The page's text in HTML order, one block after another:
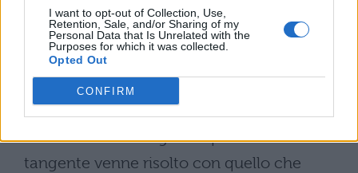
I want to opt-out of Collection, Use,
Retention, Sale, and/or Sharing of my
Personal Data that Is Unrelated with the
Purposes for which it was collected.
Opted Out
CONFIRM
Qual è il coefficiente angolare della retta
tangente in un punto di ascissa x’ ad una
curva f(x) = y? Qual è l’area del trapezoide
delimitato dai due assi, dalla retta x = x’ e
dalla curva f(x) = y? 2.2. Il calcolo
differenziale e integrale Il problema della
tangente venne risolto con quello che